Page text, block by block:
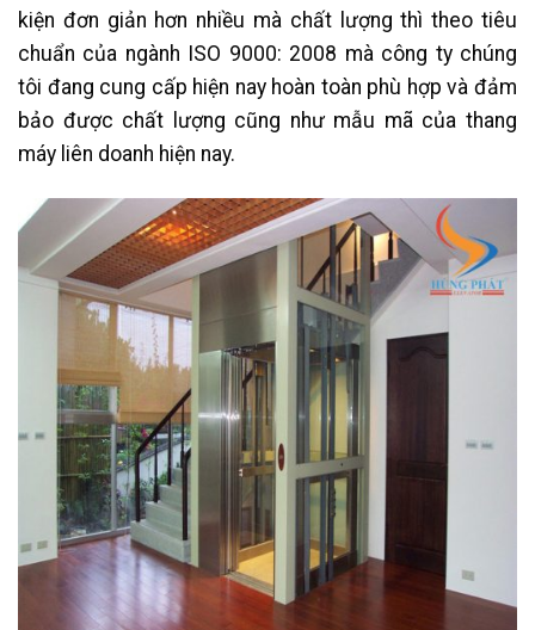
kiện đơn giản hơn nhiều mà chất lượng thì theo tiêu
chuẩn của ngành ISO 9000: 2008 mà công ty chúng
tôi đang cung cấp hiện nay hoàn toàn phù hợp và đảm
bảo được chất lượng cũng như mẫu mã của thang
máy liên doanh hiện nay.